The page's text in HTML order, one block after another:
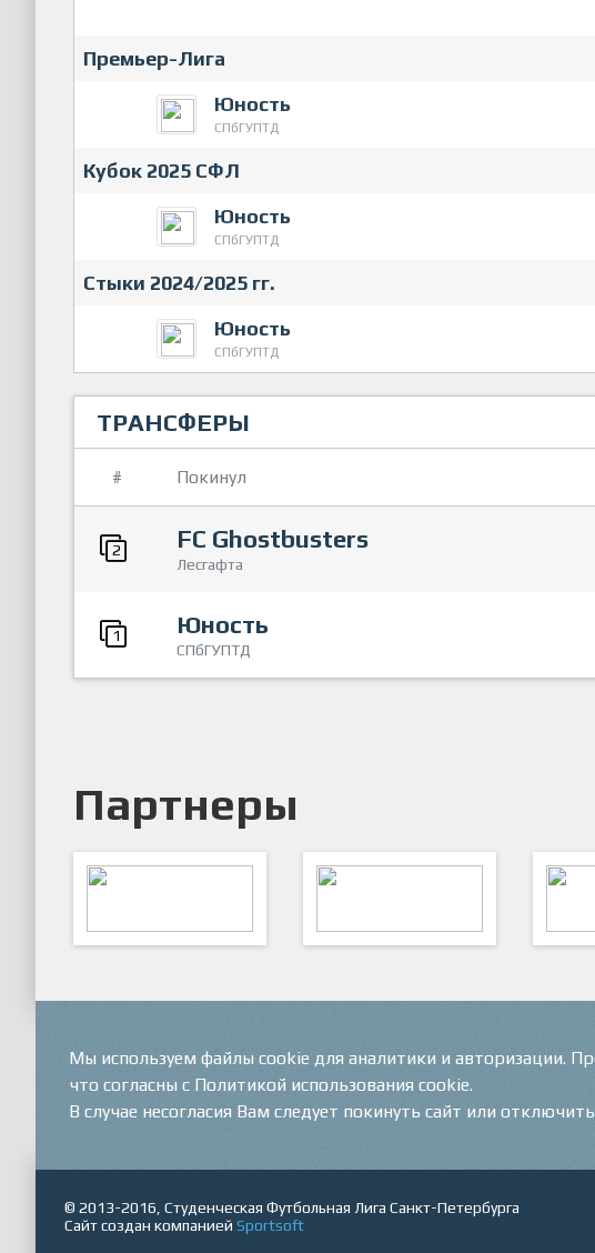
Премьер-Лига
Юность
СПбГУПТД
Кубок 2025 СФЛ
Юность
СПбГУПТД
Стыки 2024/2025 гг.
Юность
СПбГУПТД
ТРАНСФЕРЫ
# Покинул
2 FC Ghostbusters
Лесгафта
1 Юность
СПбГУПТД
Партнеры
© 2013-2016, Студенческая Футбольная Лига Санкт-Петербурга
Сайт создан компанией Sportsoft
Мы используем файлы cookie для аналитики и авторизации.
что согласны с Политикой использования cookie.
В случае несогласия Вам следует покинуть сайт или